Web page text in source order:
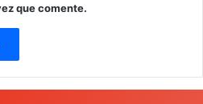
que comente.